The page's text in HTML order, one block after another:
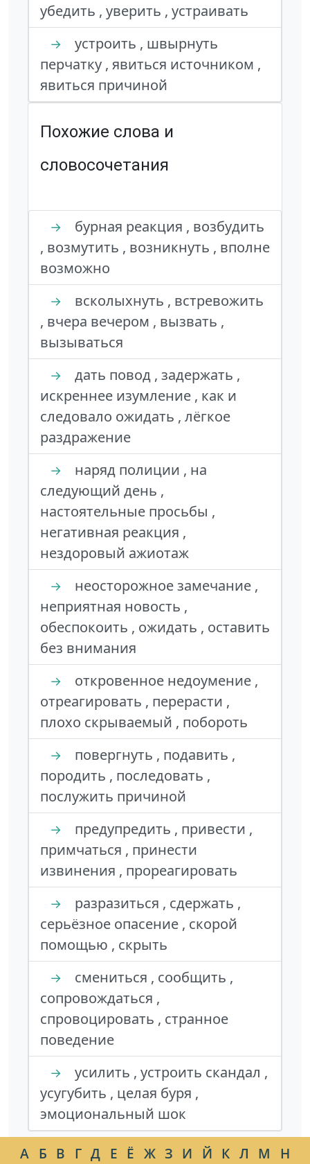
убедить , уверить , устраивать
→
устроить , швырнуть
перчатку , явиться источником ,
явиться причиной
Похожие слова и
словосочетания
→
бурная реакция , возбудить
, возмутить , возникнуть , вполне
возможно
→
всколыхнуть , встревожить
, вчера вечером , вызвать ,
вызываться
→
дать повод , задержать ,
искреннее изумление , как и
следовало ожидать , лёгкое
раздражение
→
наряд полиции , на
следующий день ,
настоятельные просьбы ,
негативная реакция ,
нездоровый ажиотаж
→
неосторожное замечание ,
неприятная новость ,
обеспокоить , ожидать , оставить
без внимания
→
откровенное недоумение ,
отреагировать , перерасти ,
плохо скрываемый , побороть
→
повергнуть , подавить ,
породить , последовать ,
послужить причиной
→
предупредить , привести ,
примчаться , принести
извинения , прореагировать
→
разразиться , сдержать ,
серьёзное опасение , скорой
помощью , скрыть
→
смениться , сообщить ,
сопровождаться ,
спровоцировать , странное
поведение
→
усилить , устроить скандал ,
усугубить , целая буря ,
эмоциональный шок
А Б В Г Д Е Ё Ж З И Й К Л М Н